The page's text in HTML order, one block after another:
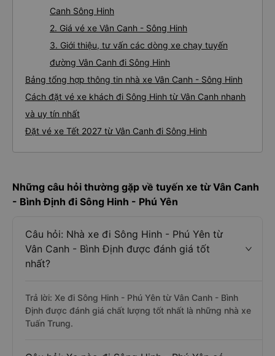
Canh Sông Hinh
2. Giá vé xe Vân Canh - Sông Hinh
3. Giới thiệu, tư vấn các dòng xe chạy tuyến
đường Vân Canh đi Sông Hinh
Bảng tổng hợp thông tin nhà xe Vân Canh - Sông Hinh
Cách đặt vé xe khách đi Sông Hinh từ Vân Canh nhanh
và uy tín nhất
Đặt vé xe Tết 2027 từ Vân Canh đi Sông Hinh
Những câu hỏi thường gặp về tuyến xe từ Vân Canh
- Bình Định đi Sông Hinh - Phú Yên
Câu hỏi: Nhà xe đi Sông Hinh - Phú Yên từ
Vân Canh - Bình Định được đánh giá tốt
nhất?
Trả lời: Xe đi Sông Hinh - Phú Yên từ Vân Canh - Bình
Định được đánh giá chất lượng tốt nhất là những nhà xe
Tuấn Trung.